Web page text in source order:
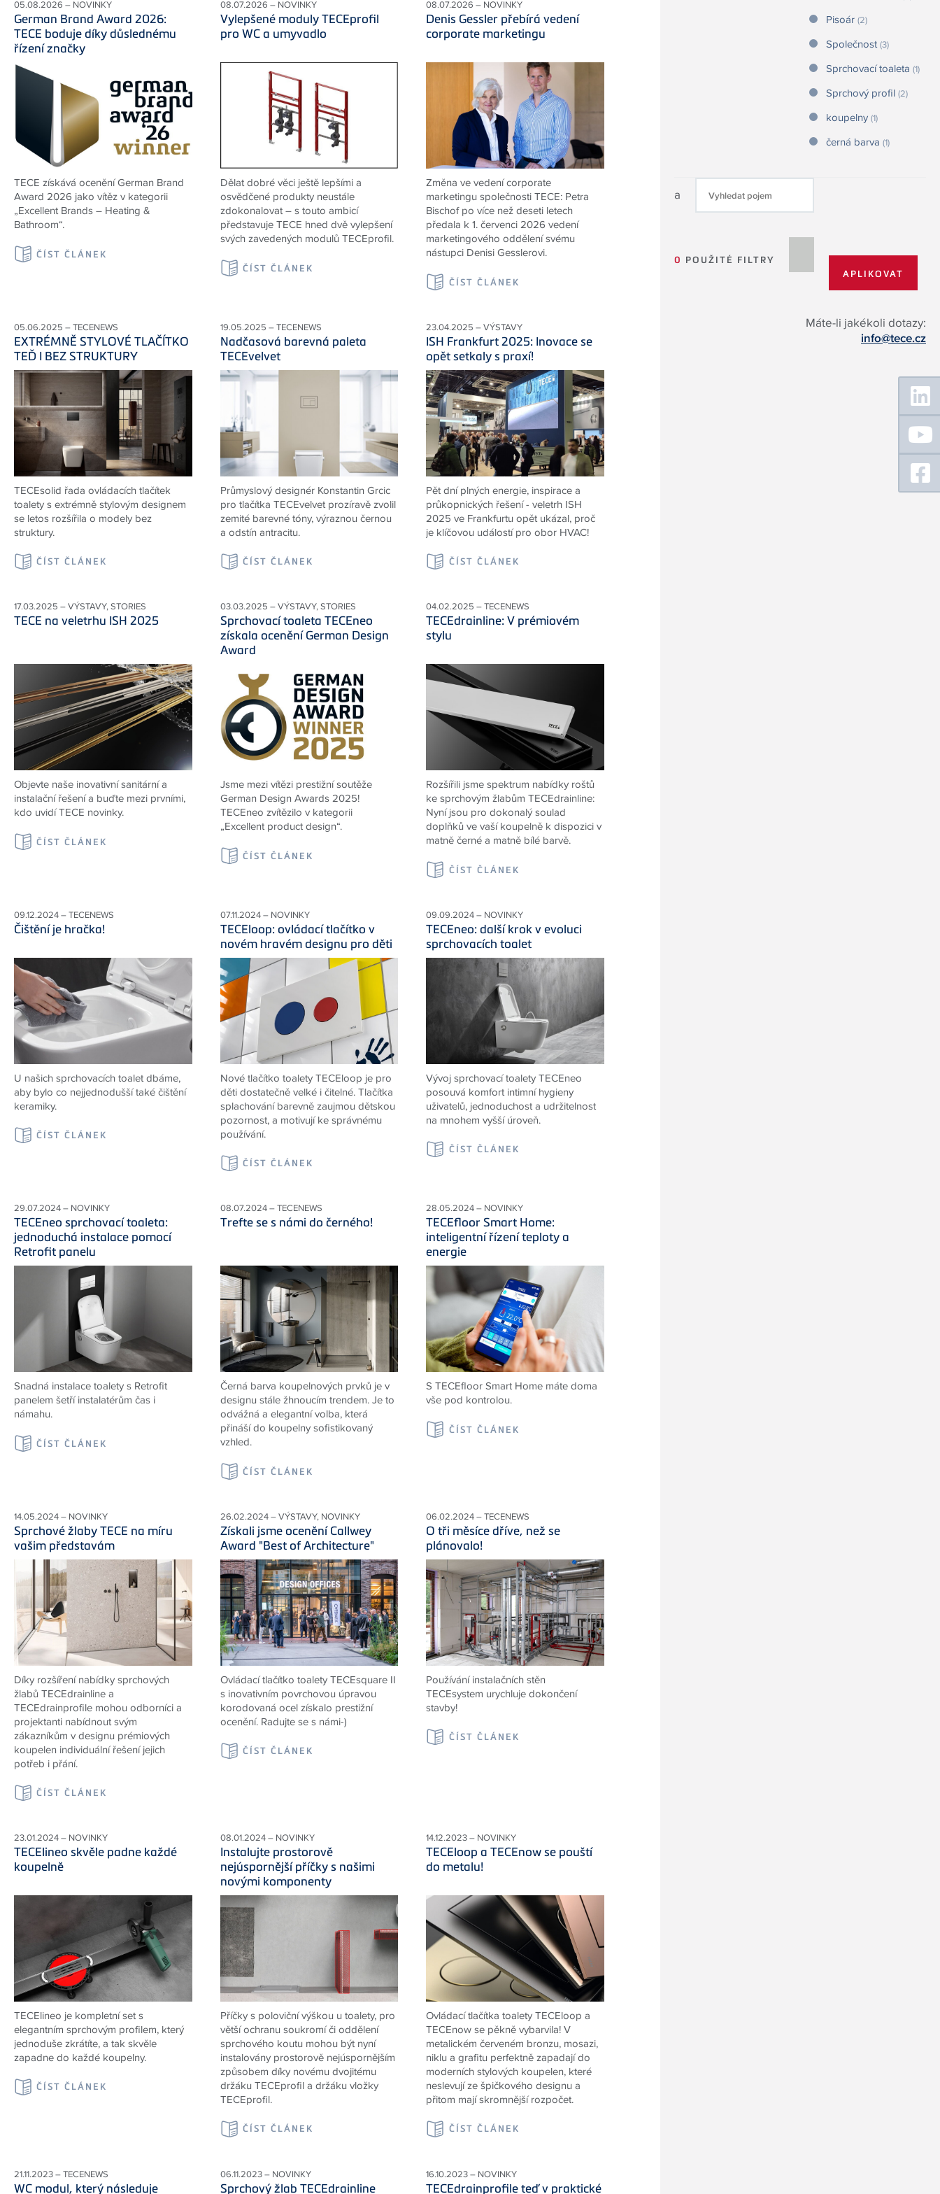
Pisoár (2)
Společnost(3)
Sprchovací toaleta (1)
Sprchový profil (2)
koupelny (1)
černá barva (1)
a
0 POUŽITÉ FILTRY
Máte-li jakékoli dotazy:
info@tece.cz
05.08.2026 – NOVINKY
German Brand Award 2026:
TECE boduje díky důslednému
řízení značky
TECE získává ocenění German Brand
Award 2026 jako vítěz v kategorii
„Excellent Brands – Heating &
Bathroom“.
ČÍST ČLÁNEK
08.07.2026 – NOVINKY
Vylepšené moduly TECEprofil
pro WC a umyvadlo
Dělat dobré věci ještě lepšími a
osvědčené produkty neustále
zdokonalovat – s touto ambicí
představuje TECE hned dvě vylepšení
svých zavedených modulů TECEprofil.
ČÍST ČLÁNEK
08.07.2026 – NOVINKY
Denis Gessler přebírá vedení
corporate marketingu
Změna ve vedení corporate
marketingu společnosti TECE: Petra
Bischof po více než deseti letech
předala k 1. červenci 2026 vedení
marketingového oddělení svému
nástupci Denisi Gesslerovi.
ČÍST ČLÁNEK
05.06.2025 – TECENEWS
EXTRÉMNĚ STYLOVÉ TLAČÍTKO
TEĎ I BEZ STRUKTURY
TECEsolid řada ovládacích tlačítek
toalety s extrémně stylovým designem
se letos rozšířila o modely bez
struktury.
ČÍST ČLÁNEK
19.05.2025 – TECENEWS
Nadčasová barevná paleta
TECEvelvet
Průmyslový designér Konstantin Grcic
pro tlačítka TECEvelvet prozíravě zvolil
zemité barevné tóny, výraznou černou
a odstín antracitu.
ČÍST ČLÁNEK
23.04.2025 – VÝSTAVY
ISH Frankfurt 2025: Inovace se
opět setkaly s praxí!
Pět dní plných energie, inspirace a
průkopnických řešení - veletrh ISH
2025 ve Frankfurtu opět ukázal, proč
je klíčovou událostí pro obor HVAC!
ČÍST ČLÁNEK
17.03.2025 – VÝSTAVY, STORIES
TECE na veletrhu ISH 2025
Objevte naše inovativní sanitární a
instalační řešení a buďte mezi prvními,
kdo uvidí TECE novinky.
ČÍST ČLÁNEK
03.03.2025 – VÝSTAVY, STORIES
Sprchovací toaleta TECEneo
získala ocenění German Design
Award
Jsme mezi vítězi prestižní soutěže
German Design Awards 2025!
TECEneo zvítězilo v kategorii
„Excellent product design“.
ČÍST ČLÁNEK
04.02.2025 – TECENEWS
TECEdrainline: V prémiovém
stylu
Rozšířili jsme spektrum nabídky roštů
ke sprchovým žlabům TECEdrainline:
Nyní jsou pro dokonalý soulad
doplňků ve vaší koupelně k dispozici v
matně černé a matně bílé barvě.
ČÍST ČLÁNEK
09.12.2024 – TECENEWS
Čištění je hračka!
U našich sprchovacích toalet dbáme,
aby bylo co nejjednodušší také čištění
keramiky.
ČÍST ČLÁNEK
07.11.2024 – NOVINKY
TECEloop: ovládací tlačítko v
novém hravém designu pro děti
Nové tlačítko toalety TECEloop je pro
děti dostatečně velké i čitelné. Tlačítka
splachování barevně zaujmou dětskou
pozornost, a motivují ke správnému
používání.
ČÍST ČLÁNEK
09.09.2024 – NOVINKY
TECEneo: další krok v evoluci
sprchovacích toalet
Vývoj sprchovací toalety TECEneo
posouvá komfort intimní hygieny
uživatelů, jednoduchost a udržitelnost
na mnohem vyšší úroveň.
ČÍST ČLÁNEK
29.07.2024 – NOVINKY
TECEneo sprchovací toaleta:
jednoduchá instalace pomocí
Retrofit panelu
Snadná instalace toalety s Retrofit
panelem šetří instalatérům čas i
námahu.
ČÍST ČLÁNEK
08.07.2024 – TECENEWS
Trefte se s námi do černého!
Černá barva koupelnových prvků je v
designu stále žhnoucím trendem. Je to
odvážná a elegantní volba, která
přináší do koupelny sofistikovaný
vzhled.
ČÍST ČLÁNEK
28.05.2024 – NOVINKY
TECEfloor Smart Home:
inteligentní řízení teploty a
energie
S TECEfloor Smart Home máte doma
vše pod kontrolou.
ČÍST ČLÁNEK
14.05.2024 – NOVINKY
Sprchové žlaby TECE na míru
vašim představám
Díky rozšíření nabídky sprchových
žlabů TECEdrainline a
TECEdrainprofile mohou odborníci a
projektanti nabídnout svým
zákazníkům v designu prémiových
koupelen individuální řešení jejich
potřeb i přání.
ČÍST ČLÁNEK
26.02.2024 – VÝSTAVY, NOVINKY
Získali jsme ocenění Callwey
Award "Best of Architecture"
Ovládací tlačítko toalety TECEsquare II
s inovativním povrchovou úpravou
korodovaná ocel získalo prestižní
ocenění. Radujte se s námi-)
ČÍST ČLÁNEK
06.02.2024 – TECENEWS
O tři měsíce dříve, než se
plánovalo!
Používání instalačních stěn
TECEsystem urychluje dokončení
stavby!
ČÍST ČLÁNEK
23.01.2024 – NOVINKY
TECElineo skvěle padne každé
koupelně
TECElineo je kompletní set s
elegantním sprchovým profilem, který
jednoduše zkrátíte, a tak skvěle
zapadne do každé koupelny.
ČÍST ČLÁNEK
08.01.2024 – NOVINKY
Instalujte prostorově
nejúspornější příčky s našimi
novými komponenty
Příčky s poloviční výškou u toalety, pro
větší ochranu soukromí či oddělení
sprchového koutu mohou být nyní
instalovány prostorově nejúspornějším
způsobem díky novému dvojitému
držáku TECEprofil a držáku vložky
TECEprofil.
ČÍST ČLÁNEK
14.12.2023 – NOVINKY
TECEloop a TECEnow se pouští
do metalu!
Ovládací tlačítka toalety TECEloop a
TECEnow se pěkně vybarvila! V
metalickém červeném bronzu, mosazi,
niklu a grafitu perfektně zapadají do
moderních stylových koupelen, které
neslevují ze špičkového designu a
přitom mají skromnější rozpočet.
ČÍST ČLÁNEK
21.11.2023 – TECENEWS
WC modul, který následuje
06.11.2023 – NOVINKY
Sprchový žlab TECEdrainline
16.10.2023 – NOVINKY
TECEdrainprofile teď v praktické
Floating